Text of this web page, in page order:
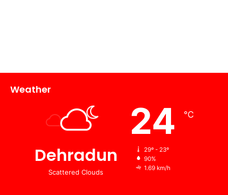
Weather
Dehradun
Scattered Clouds
24 ℃
29º - 23º
90%
1.69 km/h